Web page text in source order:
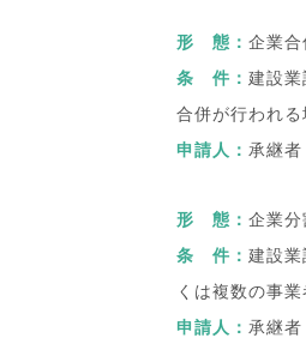
形 態： 企業合
条 件： 建設
合併が行われる
申請人： 承継者
形 態： 企業分
条 件： 建設
くは複数の事
申請人： 承継者